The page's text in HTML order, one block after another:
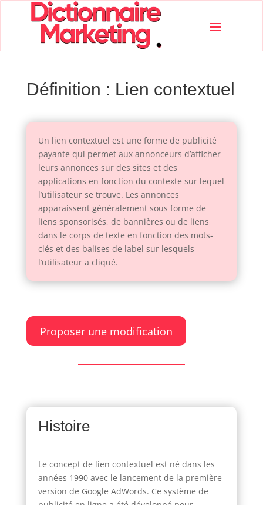
Définition : Lien contextuel
Un lien contextuel est une forme de publicité
payante qui permet aux annonceurs d’afficher
leurs annonces sur des sites et des
applications en fonction du contexte sur lequel
l’utilisateur se trouve. Les annonces
apparaissent généralement sous forme de
liens sponsorisés, de bannières ou de liens
dans le corps de texte en fonction des mots-
clés et des balises de label sur lesquels
l’utilisateur a cliqué.
Proposer une modification
Histoire
Le concept de lien contextuel est né dans les
années 1990 avec le lancement de la première
version de Google AdWords. Ce système de